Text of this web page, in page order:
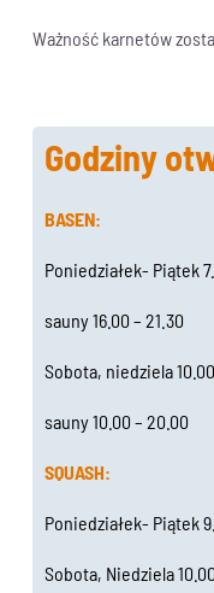
Ważność karnetów
Godziny
BASEN:
Poniedziałek- Piątek
sauny 16.00 – 21.30
Sobota, niedziela
sauny 10.00 – 20.00
SQUASH:
Poniedziałek- Piątek
Sobota, Niedziela